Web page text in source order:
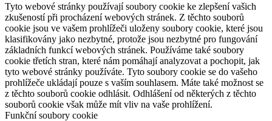
Tyto webové stránky používají soubory cookie ke zlepšení vašich
zkušeností při procházení webových stránek. Z těchto souborů
cookie jsou ve vašem prohlížeči uloženy soubory cookie, které jsou
klasifikovány jako nezbytné, protože jsou nezbytné pro fungování
základních funkcí webových stránek. Používáme také soubory
cookie třetích stran, které nám pomáhají analyzovat a pochopit, jak
tyto webové stránky používáte. Tyto soubory cookie se do vašeho
prohlížeče ukládají pouze s vaším souhlasem. Máte také možnost se
z těchto souborů cookie odhlásit. Odhlášení od některých z těchto
souborů cookie však může mít vliv na vaše prohlížení.
Funkční soubory cookie